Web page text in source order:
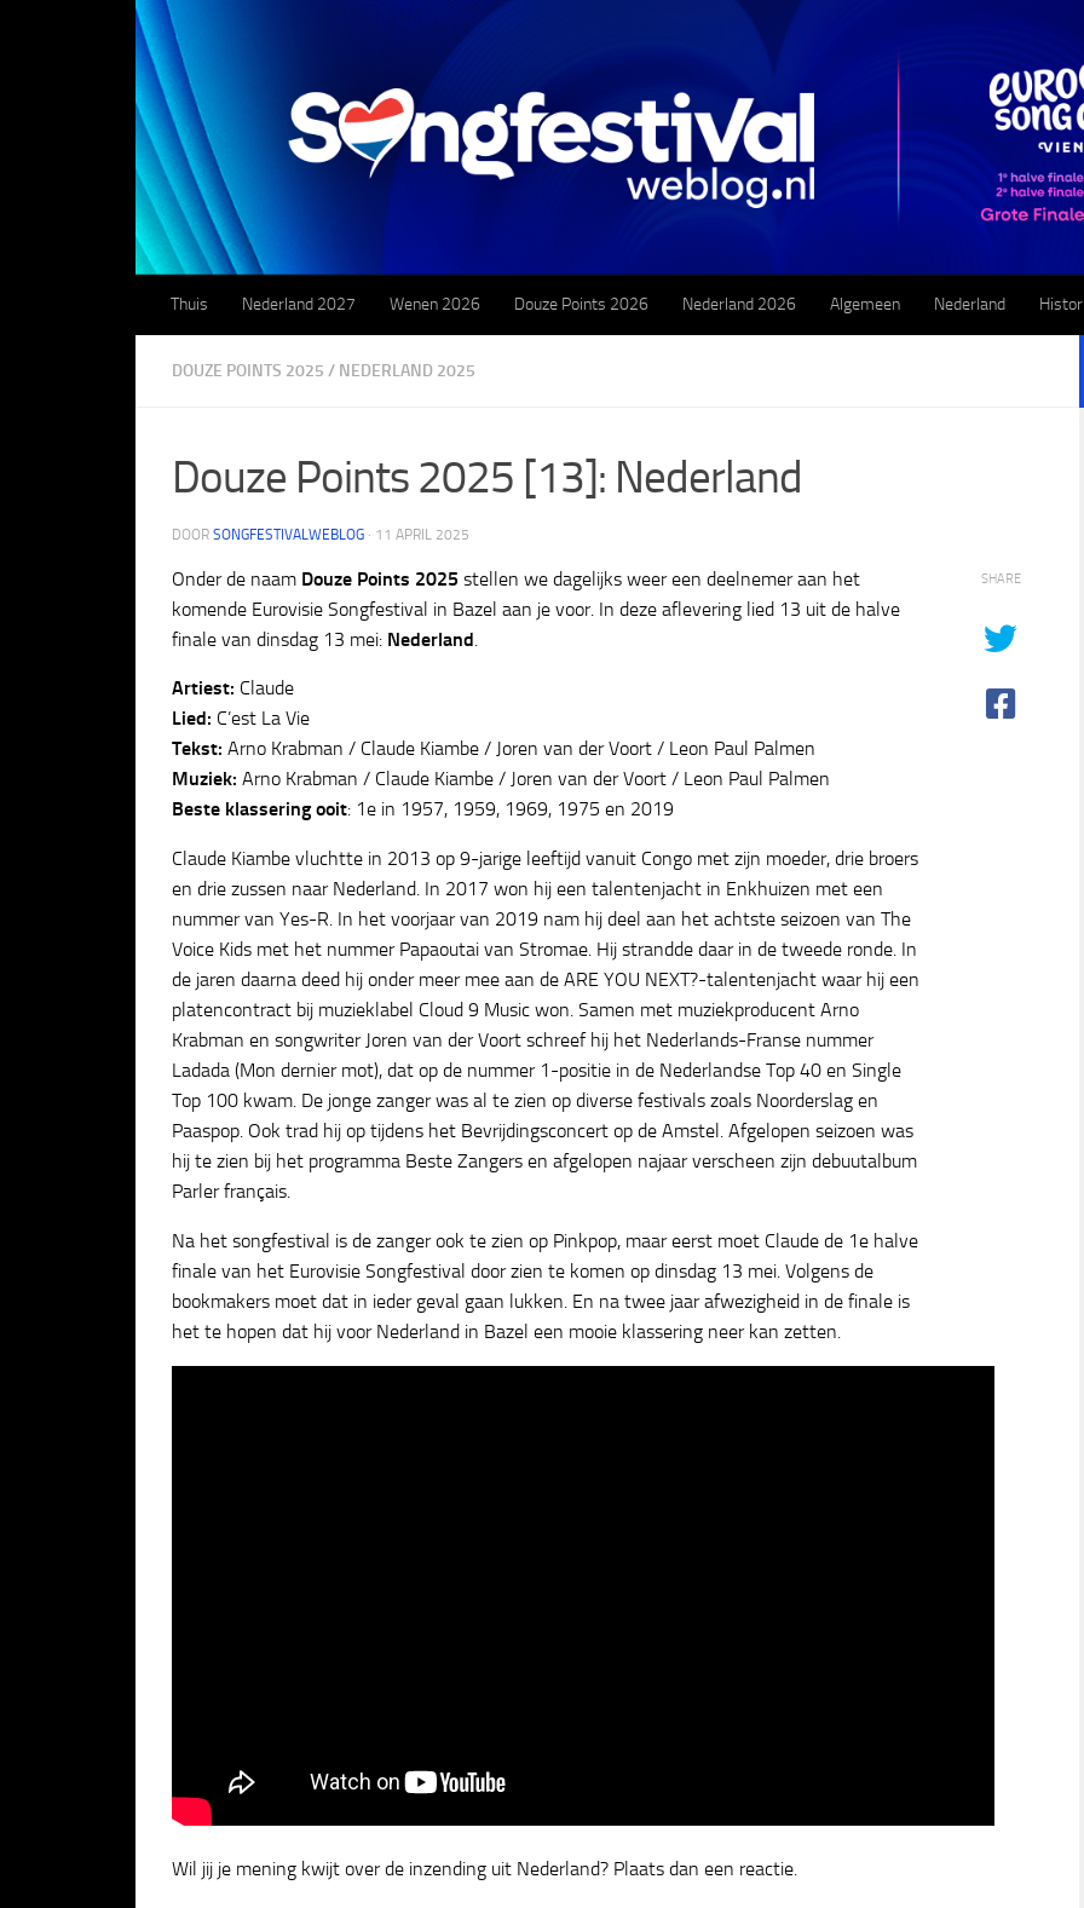
Doorgaan naar inhoud
Thuis Nederland 2027 Wenen 2026 Douze Points 2026 Nederland 2026 Algemeen Nederland
DOUZE POINTS 2025 / NEDERLAND 2025
Douze Points 2025 [13]: Nederland
DOOR SONGFESTIVALWEBLOG · 11 APRIL 2025
Onder de naam Douze Points 2025 stellen we dagelijks weer een deelnemer aan het
komende Eurovisie Songfestival in Bazel aan je voor. In deze aflevering lied 13 uit de halve
finale van dinsdag 13 mei: Nederland
Artiest: Claude
Lied: C’est La Vie
Tekst: Arno Krabman / Claude Kiambe / Joren van der Voort / Leon Paul Palmen
Muziek: Arno Krabman / Claude Kiambe / Joren van der Voort / Leon Paul Palmen
Beste klassering ooit: 1e in 1957, 1959, 1969, 1975 en 2019
Claude Kiambe vluchtte in 2013 op 9-jarige leeftijd vanuit Congo met zijn moeder, drie broers
en drie zussen naar Nederland. In 2017 won hij een talentenjacht in Enkhuizen met een
nummer van Yes-R. In het voorjaar van 2019 nam hij deel aan het achtste seizoen van The
Voice Kids met het nummer Papaoutai van Stromae. Hij strandde daar in de tweede ronde. In
de jaren daarna deed hij onder meer mee aan de ARE YOU NEXT?-talentenjacht waar hij een
platencontract bij muzieklabel Cloud 9 Music won. Samen met muziekproducent Arno
Krabman en songwriter Joren van der Voort schreef hij het Nederlands-Franse nummer
Ladada (Mon dernier mot), dat op de nummer 1-positie in de Nederlandse Top 40 en Single
Top 100 kwam. De jonge zanger was al te zien op diverse festivals zoals Noorderslag en
Paaspop. Ook trad hij op tijdens het Bevrijdingsconcert op de Amstel. Afgelopen seizoen was
hij te zien bij het programma Beste Zangers en afgelopen najaar verscheen zijn debuutalbum
Parler français.
Na het songfestival is de zanger ook te zien op Pinkpop, maar eerst moet Claude de 1e halve
finale van het Eurovisie Songfestival door zien te komen op dinsdag 13 mei. Volgens de
bookmakers moet dat in ieder geval gaan lukken. En na twee jaar afwezigheid in de finale is
het te hopen dat hij voor Nederland in Bazel een mooie klassering neer kan zetten.
Wil jij je mening kwijt over de inzending uit Nederland? Plaats dan een reactie.
SHARE